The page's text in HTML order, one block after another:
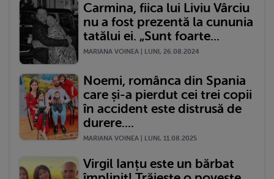
Carmina, fiica lui Liviu Vârciu
nu a fost prezentă la cununia
tatălui ei. „Sunt foarte...
MARIANA VOINEA | LUNI, 26.08.2024
Noemi, românca din Spania
care și-a pierdut cei trei copii
în accident este distrusă de
durere....
MARIANA VOINEA | LUNI, 11.08.2025
Virgil Ianțu este un bărbat